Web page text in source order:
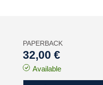
PAPERBACK
32,00 €
Available